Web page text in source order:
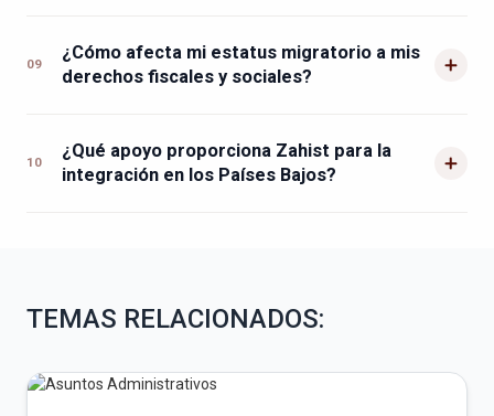
09
¿Cómo afecta mi estatus migratorio a mis
derechos fiscales y sociales?
10
¿Qué apoyo proporciona Zahist para la
integración en los Países Bajos?
TEMAS RELACIONADOS: